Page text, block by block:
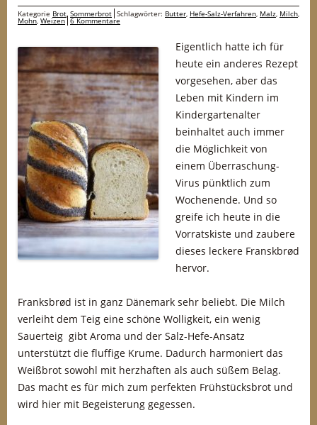
Kategorie Brot, Sommerbrot Schlagwörter: Butter, Hefe-Salz-Verfahren, Malz, Milch,
Mohn, Weizen 6 Kommentare
Eigentlich hatte ich für
heute ein anderes Rezept
vorgesehen, aber das
Leben mit Kindern im
Kindergartenalter
beinhaltet auch immer
die Möglichkeit von
einem Überraschung-
Virus pünktlich zum
Wochenende. Und so
greife ich heute in die
Vorratskiste und zaubere
dieses leckere Franskbrød
hervor.
Franksbrød ist in ganz Dänemark sehr beliebt. Die Milch
verleiht dem Teig eine schöne Wolligkeit, ein wenig
Sauerteig gibt Aroma und der Salz-Hefe-Ansatz
unterstützt die fluffige Krume. Dadurch harmoniert das
Weißbrot sowohl mit herzhaften als auch süßem Belag.
Das macht es für mich zum perfekten Frühstücksbrot und
wird hier mit Begeisterung gegessen.